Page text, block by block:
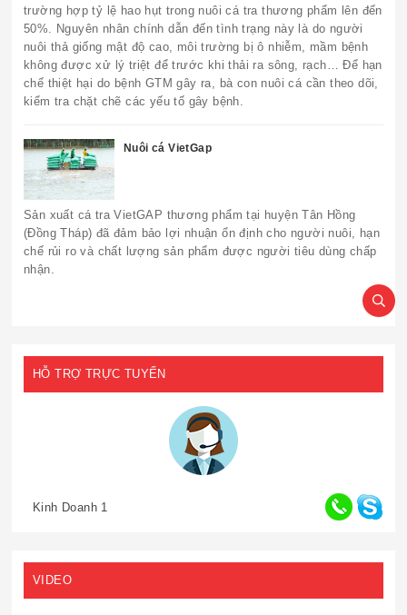
trường hợp tỷ lệ hao hụt trong nuôi cá tra thương phẩm lên đến
50%. Nguyên nhân chính dẫn đến tình trạng này là do người
nuôi thả giống mật độ cao, môi trường bị ô nhiễm, mầm bệnh
không được xử lý triệt để trước khi thải ra sông, rạch… Để hạn
chế thiệt hại do bệnh GTM gây ra, bà con nuôi cá cần theo dõi,
kiểm tra chặt chẽ các yếu tố gây bệnh.
Nuôi cá VietGap
Sản xuất cá tra VietGAP thương phẩm tại huyện Tân Hồng
(Đồng Tháp) đã đảm bảo lợi nhuận ổn định cho người nuôi, hạn
chế rủi ro và chất lượng sản phẩm được người tiêu dùng chấp
nhận.
HỖ TRỢ TRỰC TUYẾN
Kinh Doanh 1
VIDEO